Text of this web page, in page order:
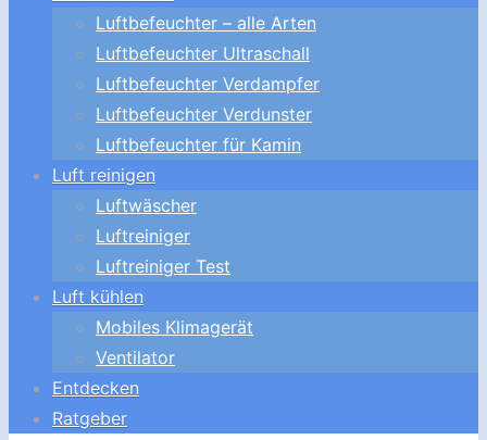
Luftbefeuchter – alle Arten
Luftbefeuchter Ultraschall
Luftbefeuchter Verdampfer
Luftbefeuchter Verdunster
Luftbefeuchter für Kamin
Luft reinigen
Luftwäscher
Luftreiniger
Luftreiniger Test
Luft kühlen
Mobiles Klimagerät
Ventilator
Entdecken
Ratgeber